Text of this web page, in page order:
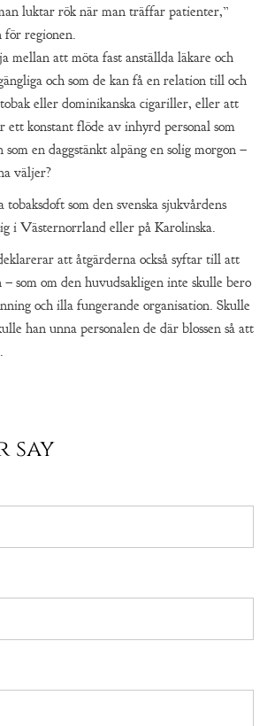
luktar rök när man träffar patienter,”
för regionen.
mellan att möta fast anställda läkare och
och som de kan få en relation till och
eller dominikanska cigariller, eller att
ett konstant flöde av inhyrd personal som
en daggstänkt alpäng en solig morgon –
väljer?
som den svenska sjukvårdens
i Västernorrland eller på Karolinska.
att åtgärderna också syftar till att
som om den huvudsakligen inte skulle bero
och illa fungerande organisation. Skulle
han unna personalen de där blossen så att
say